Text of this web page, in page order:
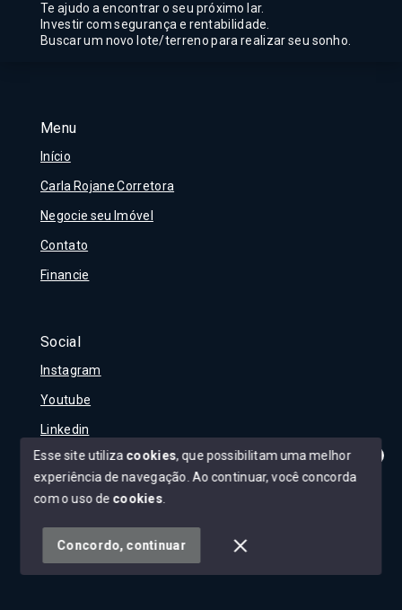
Olá! Tudo bem?
Menu
Início
Carla Rojane Corretora
Negocie seu Imóvel
Contato
Financie
Social
Instagram
Youtube
Linkedin
© Copyright 2026 - Carla Rojane - Todos os direitos
SITE PARA IMOBILIARIA
Te ajudo a encontrar o seu próximo lar.
Investir com segurança e rentabilidade.
Buscar um novo lote/terreno para realizar seu sonho.
Esse site utiliza cookies, que possibilitam uma melhor
experiência de navegação. Ao continuar, você concorda
com o uso de cookies
Concordo, continuar